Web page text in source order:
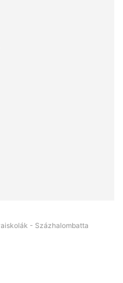
- Százhalombatta